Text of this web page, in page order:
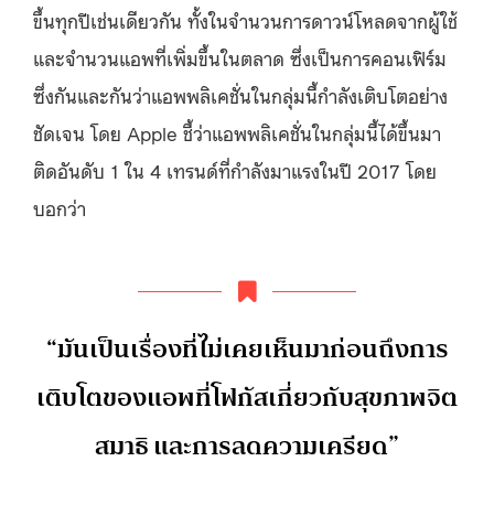
ขึ้นทุกปีเช่นเดียวกัน ทั้งในจำนวนการดาวน์โหลดจากผู้ใช้
และจำนวนแอพที่เพิ่มขึ้นในตลาด ซึ่งเป็นการคอนเฟิร์ม
ซึ่งกันและกันว่าแอพพลิเคชั่นในกลุ่มนี้กำลังเติบโตอย่าง
ชัดเจน โดย Apple ชี้ว่าแอพพลิเคชั่นในกลุ่มนี้ได้ขึ้นมา
ติดอันดับ 1ใน 4 เทรนด์ที่กำลังมาแรงในปี 2017โดย
บอกว่า
“มันเป็นเรื่องที่ไม่เคยเห็นมาก่อนถึงการ
เติบโตของแอพที่โฟกัสเกี่ยวกับสุขภาพจิต
สมาธิและการลดความเครียด”